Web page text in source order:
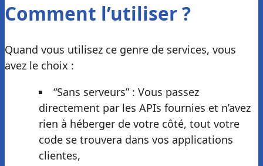
Comment l’utiliser ?
Quand vous utilisez ce genre de services, vous
avez le choix :
“Sans serveurs” : Vous passez
directement par les APIs fournies et n’avez
rien à héberger de votre côté, tout votre
code se trouvera dans vos applications
clientes,